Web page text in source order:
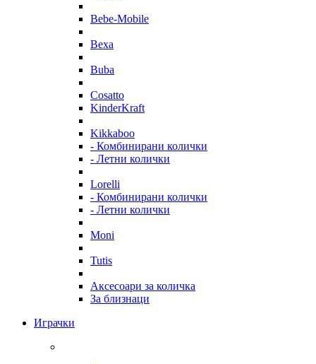
Bebe-Mobile
Bexa
Buba
Cosatto
KinderKraft
Kikkaboo
- Комбинирани колички
- Летни колички
Lorelli
- Комбинирани колички
- Летни колички
Moni
Tutis
Аксесоари за количка
За близнаци
Играчки